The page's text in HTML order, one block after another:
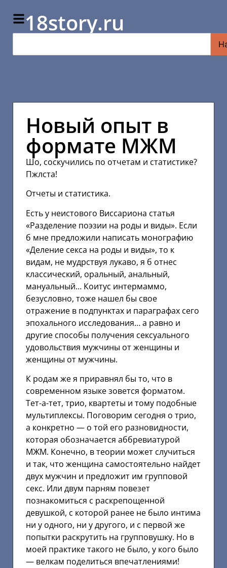
18story.ru
Новый опыт в
формате МЖМ
Шо, соскучились по отчетам и статистике?
Пжлста!
Отчеты и статистика.
Есть у неистового Виссариона статья
«Разделение поэзии на роды и виды». Если
б мне предложили написать монографию
«Деление секса на роды и виды», то к
видам, не мудрствуя лукаво, я б отнес
классический, оральный, анальный,
мануальный… Коитус интермаммо,
безусловно, тоже нашел бы свое
отражение в подпунктах и параграфах сего
эпохального исследования… а равно и
другие способы получения сексуального
удовольствия мужчины от женщины и
женщины от мужчины.
К родам же я приравнял бы то, что в
современном языке зовется форматом.
Тет-а-тет, трио, квартеты и тому подобные
мультиплексы. Поговорим сегодня о трио,
а конкретно — о той его разновидности,
которая обозначается аббревиатурой
МЖМ. Конечно, в теории может случиться
и так, что женщина самостоятельно найдет
двух мужчин и предложит им групповой
секс. Или двум парням повезет
познакомиться с раскрепощенной
девушкой, с которой ранее не было интима
ни у одного, ни у другого, и с первой же
попытки раскрутить на групповушку. Но в
моей практике такого не было, у кого было
— велкам поделиться впечатлениями!